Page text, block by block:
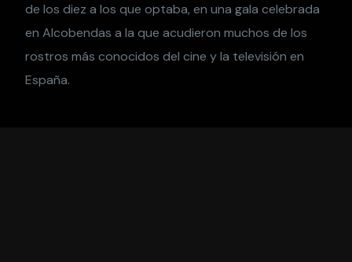
de los diez a los que optaba, en una gala celebrada
en Alcobendas a la que acudieron muchos de los
rostros más conocidos del cine y la televisión en
España.